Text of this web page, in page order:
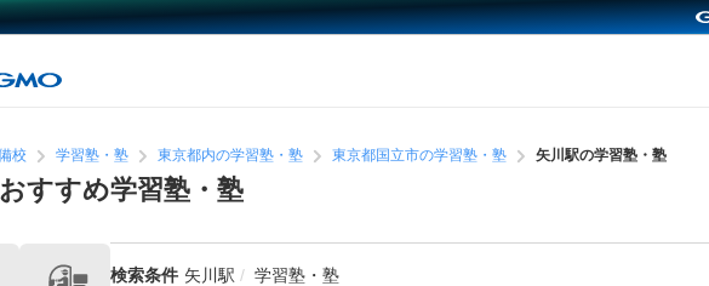
校 学習塾・塾 東京都内の学習塾・塾 東京都国立市の学習塾・塾 矢川駅の学習塾・塾
すすめ学習塾・塾
検索条件 矢川駅 学習塾・塾